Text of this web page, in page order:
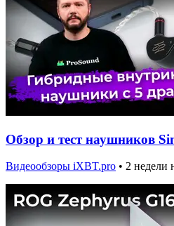
Обзор и тест наушников
Видеообзоры iXBT.pro • 2 недели